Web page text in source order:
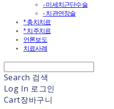
- 미세치근단수술
- 치관연장술
* 충치치료
* 치주치료
언론보도
치료사례
Search 검색
Log In 로그인
Cart장바구니